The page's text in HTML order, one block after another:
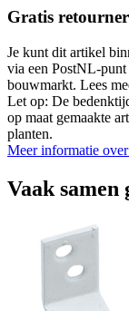
Gratis
Je kunt dit artikel
via een PostNL-
bouwmarkt. Lees
Let op: De
op maat gemaakte
planten.
Meer informatie
Vaak samen